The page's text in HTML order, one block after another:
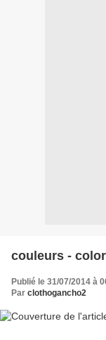
couleurs -
Publié le 31/07/2014 à
Par clothogancho2